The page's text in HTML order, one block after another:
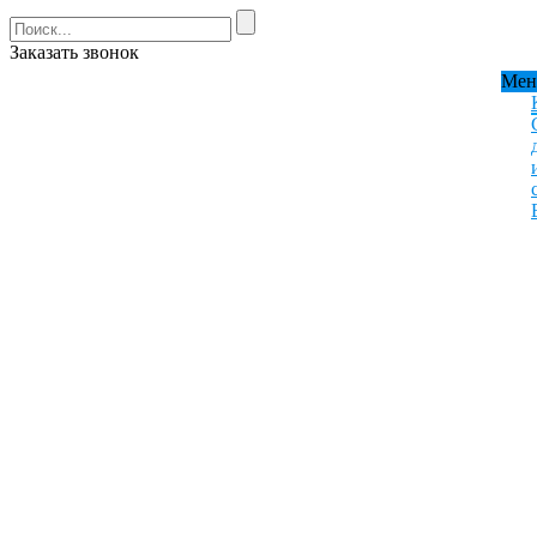
Заказать звонок